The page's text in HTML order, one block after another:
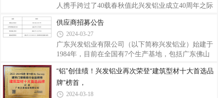
客家足球俱乐部共同开启新的合作篇章。在接下来的
发铝业”标志将首次亮相，兴发铝业的广告也将贯穿
梅州客家足球俱乐部所有赛事。公司期待梅州客家足
球队在赛场上的出色表现能进一步传递兴发铝业
人携手跨过了40载春秋值此兴发铝业成立40周年之际
我们一同祝福兴发铝业节节攀升，奔赴新征程。视频
征集具体要求一、参与对象兴发铝业全体员工、各分
子公司、合作伙伴、客户、社会各界均可参与，以个
人、团体或项目公司集体形式拍摄皆可。二、征集时
个视频拍摄时长：15秒-20秒2.拍摄内容：内容简洁，
以各自形式表达对兴发铝业40周年的祝贺与祝福。3.
拍摄语句，建议各录制三句，参考如下：(1
供应商招募公告
2024-03-27
广东兴发铝业有限公司（以下简称兴发铝业）始建于
1984年，目前在全国有7个生产基地，包括广东佛山
州基地，已成为我国著名的专业生产建筑铝型材、工
业铝型材的大型企业。2011年，广新控股集团（首登
2023年《财富》世界500强，位列427位，是广东省首
“铝”创佳绩！兴发铝业再次荣登“建筑型材十大首选品
牌”榜首，
2024-03-18